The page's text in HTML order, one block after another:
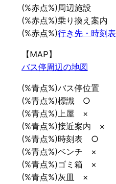
(%赤点%)周辺施設
(%赤点%)乗り換え案内
(%赤点%)行き先・時刻表
【MAP】
バス停周辺の地図
(%青点%)バス停位置
(%青点%)標識 ○
(%青点%)上屋 ×
(%青点%)接近案内 ×
(%青点%)時刻表 ○
(%青点%)ベンチ ×
(%青点%)ゴミ箱 ×
(%青点%)灰皿 ×